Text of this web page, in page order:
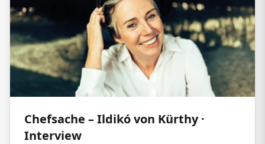
Chefsache – Ildikó von Kürthy ·
Interview